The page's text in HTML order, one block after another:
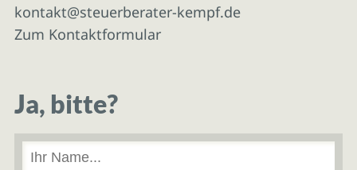
kontakt@steuerberater-kempf.de
Zum Kontaktformular
Ja, bitte?